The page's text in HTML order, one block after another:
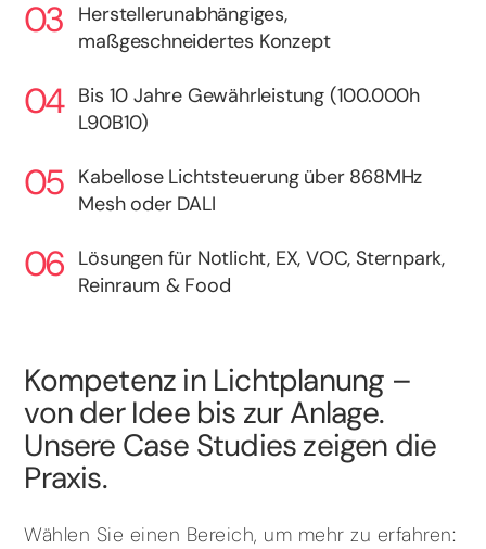
Herstellerunabhängiges,
maßgeschneidertes Konzept
Bis 10 Jahre Gewährleistung (100.000h
L90B10)
Kabellose Lichtsteuerung über 868MHz
Mesh oder DALI
Lösungen für Notlicht, EX, VOC, Sternpark,
Reinraum & Food
Kompetenz in Lichtplanung –
von der Idee bis zur Anlage.
Unsere Case Studies zeigen die
Praxis.
Wählen Sie einen Bereich, um mehr zu erfahren: